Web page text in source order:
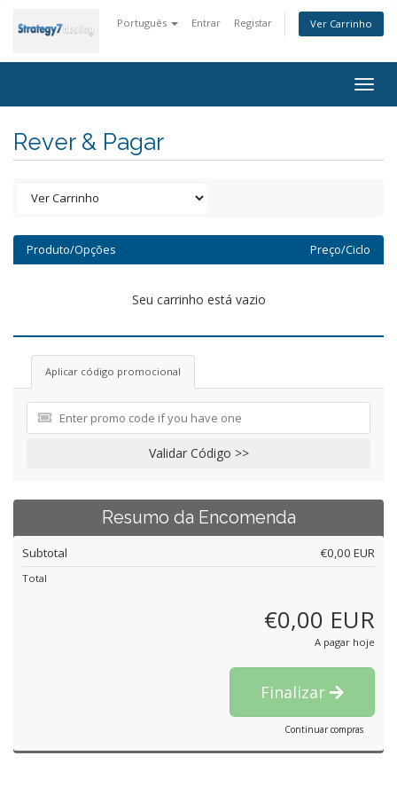
Português Entrar Registar Ver Carrinho
Rever & Pagar
Produto/Opções Preço/Ciclo
Seu carrinho está vazio
Aplicar código promocional
Validar Código >>
Resumo da Encomenda
Subtotal €0,00 EUR
Total
€0,00 EUR
A pagar hoje
Finalizar
Continuar compras